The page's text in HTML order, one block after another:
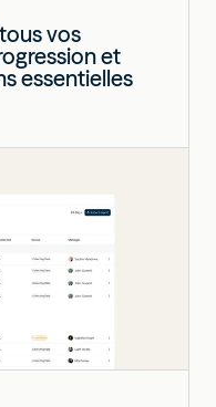
vos
et
essentielles